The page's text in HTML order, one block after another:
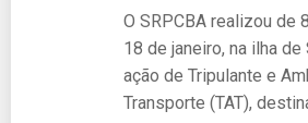
O SRPCBA realizou de
18 de janeiro, na ilha
ação de Tripulante e
Transporte (TAT),